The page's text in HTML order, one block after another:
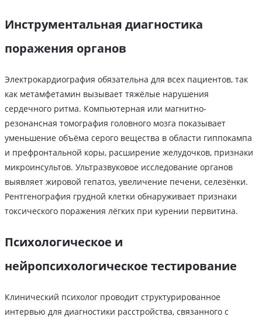
Инструментальная диагностика
поражения органов
Электрокардиография обязательна для всех пациентов, так
как метамфетамин вызывает тяжёлые нарушения
сердечного ритма. Компьютерная или магнитно-
резонансная томография головного мозга показывает
уменьшение объёма серого вещества в области гиппокампа
и префронтальной коры, расширение желудочков, признаки
микроинсультов. Ультразвуковое исследование органов
выявляет жировой гепатоз, увеличение печени, селезёнки.
Рентгенография грудной клетки обнаруживает признаки
токсического поражения лёгких при курении первитина.
Психологическое и
нейропсихологическое тестирование
Клинический психолог проводит структурированное
интервью для диагностики расстройства, связанного с